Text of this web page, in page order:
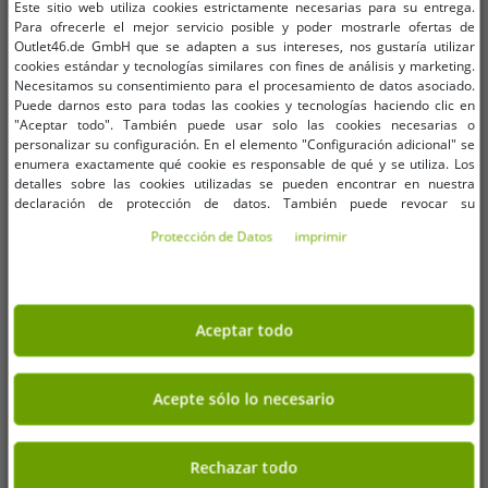
de Fórmula 1 F1 con estampado de
camuflaje discreto. Camiseta
deportiva 701222547 001. Color
negro/rojo.
PVP: 50,00 €* 7,11 €
Añadir al carrito
Formula 1 Motorsport para mujer,
de algodón, F1 Classic 701229125
001, negra
PVP:35,00 €* 5,07 €
Añadir al carrito
-86% -75%
Este sitio web utiliza cookies estrictamente necesarias para su entrega.
Para ofrecerle el mejor servicio posible y poder mostrarle ofertas de
Outlet46.de GmbH que se adapten a sus intereses, nos gustaría utilizar
cookies estándar y tecnologías similares con fines de análisis y marketing.
Necesitamos su consentimiento para el procesamiento de datos asociado.
Puede darnos esto para todas las cookies y tecnologías haciendo clic en
"Aceptar todo". También puede usar solo las cookies necesarias o
personalizar su configuración. En el elemento "Configuración adicional" se
enumera exactamente qué cookie es responsable de qué y se utiliza. Los
detalles sobre las cookies utilizadas se pueden encontrar en nuestra
declaración de protección de datos. También puede revocar su
encontrar en la impresión.Protección de Datos imprimir
Aceptar todo
Acepte sólo lo necesario
Rechazar todo